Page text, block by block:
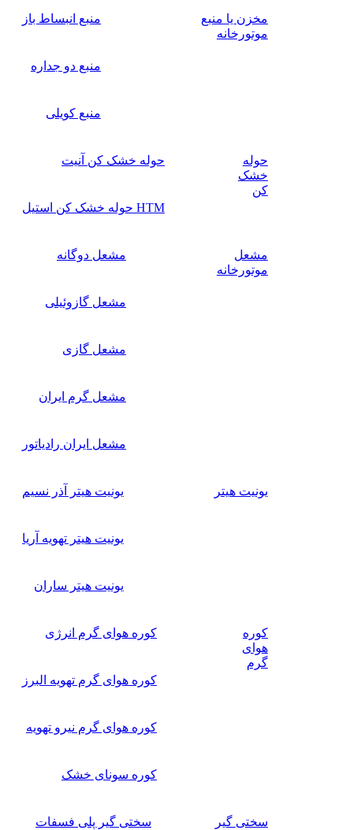
مخزن یا منبع
موتورخانه
منبع انبساط باز
منبع دو جداره
منبع کویلی
حوله
خشک
کن
حوله خشک کن آنیت
HTM حوله خشک کن استیل
مشعل
موتورخانه
مشعل دوگانه
مشعل گازوئیلی
مشعل گازی
مشعل گرم ایران
مشعل ایران رادیاتور
یونیت هیتر یونیت هیتر آذر نسیم
یونیت هیتر تهویه آریا
یونیت هیتر ساران
کوره
هوای
گرم
کوره هوای گرم انرژی
کوره هوای گرم تهویه البرز
کوره هوای گرم نیرو تهویه
کوره سونای خشک
سختی گیر سختی گیر پلی فسفات